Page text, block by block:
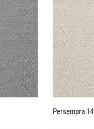
Persempra 14